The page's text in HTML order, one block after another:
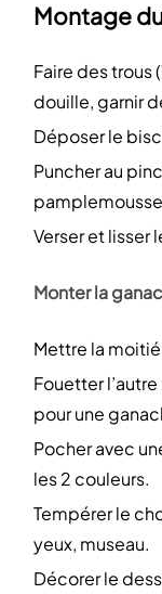
Montage
Faire des trous
douille, garnir
Déposer le
Puncher au
Verser et lisser
Monter la
Mettre la
Fouetter
pour une
Pocher avec
les 2 couleurs.
Tempérer le
yeux, museau.
Décorer le